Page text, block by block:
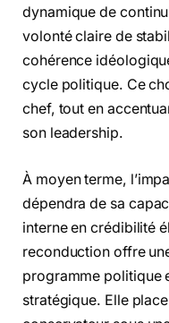
dynamique de
volonté claire de
cohérence
cycle politique. Ce
chef, tout en
son leadership.
À moyen terme,
dépendra de sa
interne en crédibilité
reconduction offre
programme politique
stratégique. Elle